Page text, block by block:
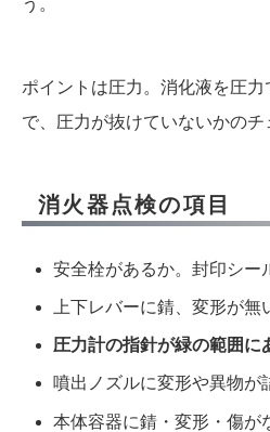
う。
ポイントは圧力。消化液を圧
で、圧力が抜けていないかのチ
消火器点検の項目
安全栓があるか。封印シー
上下レバーに錆、変形が無
圧力計の指針が緑の範囲に
噴出ノズルに変形や異物が
本体容器に錆・変形・傷が